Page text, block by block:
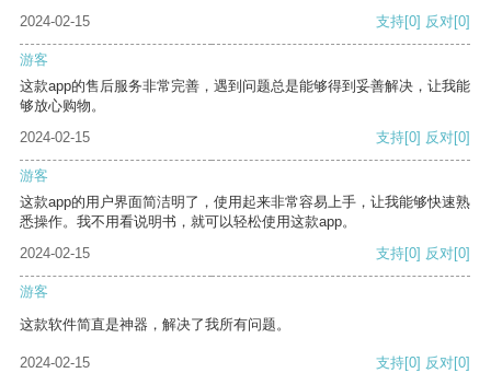
2024-02-15
支持[0] 反对[0]
游客
这款app的售后服务非常完善，遇到问题总是能够得到妥善解决，让我能
够放心购物。
2024-02-15
支持[0] 反对[0]
游客
这款app的用户界面简洁明了，使用起来非常容易上手，让我能够快速熟
悉操作。我不用看说明书，就可以轻松使用这款app。
2024-02-15
支持[0] 反对[0]
游客
这款软件简直是神器，解决了我所有问题。
2024-02-15 支持[0] 反对[0]